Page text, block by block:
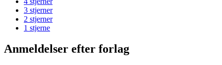
3 stjerner
2 stjerner
1 stjerne
Anmeldelser efter forlag